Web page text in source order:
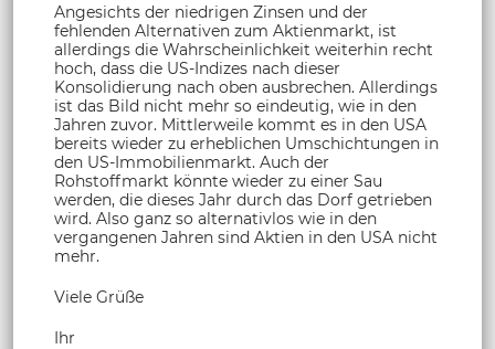
Angesichts der niedrigen Zinsen und der
fehlenden Alternativen zum Aktienmarkt, ist
allerdings die Wahrscheinlichkeit weiterhin recht
hoch, dass die US-Indizes nach dieser
Konsolidierung nach oben ausbrechen. Allerdings
ist das Bild nicht mehr so eindeutig, wie in den
Jahren zuvor. Mittlerweile kommt es in den USA
bereits wieder zu erheblichen Umschichtungen in
den US-Immobilienmarkt. Auch der
Rohstoffmarkt könnte wieder zu einer Sau
werden, die dieses Jahr durch das Dorf getrieben
wird. Also ganz so alternativlos wie in den
vergangenen Jahren sind Aktien in den USA nicht
mehr.
Viele Grüße
Ihr